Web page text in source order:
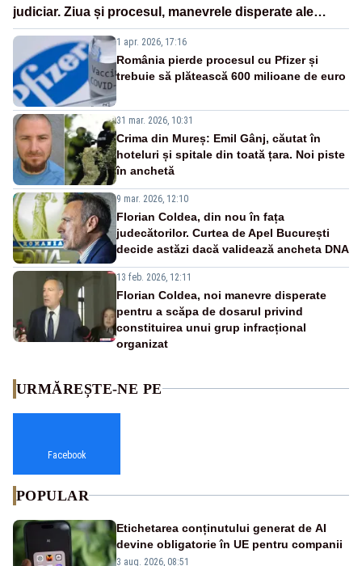
judiciar. Ziua și procesul, manevrele disperate ale
Sistemului
1 apr. 2026, 17:16
România pierde procesul cu Pfizer și
trebuie să plătească 600 milioane de euro
31 mar. 2026, 10:31
Crima din Mureș: Emil Gânj, căutat în
hoteluri și spitale din toată țara. Noi piste
în anchetă
9 mar. 2026, 12:10
Florian Coldea, din nou în fața
judecătorilor. Curtea de Apel București
decide astăzi dacă validează ancheta DNA
13 feb. 2026, 12:11
Florian Coldea, noi manevre disperate
pentru a scăpa de dosarul privind
constituirea unui grup infracțional
organizat
URMĂREȘTE-NE PE
Facebook
POPULAR
Etichetarea conținutului generat de AI
devine obligatorie în UE pentru companii
3 aug. 2026, 08:51